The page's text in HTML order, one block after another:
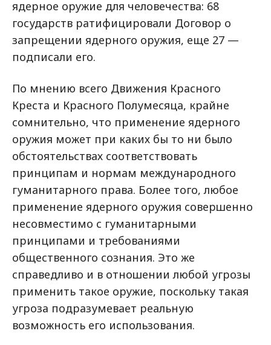
ядерное оружие для человечества: 68
государств ратифицировали Договор о
запрещении ядерного оружия, еще 27 —
подписали его.
По мнению всего Движения Красного
Креста и Красного Полумесяца, крайне
сомнительно, что применение ядерного
оружия может при каких бы то ни было
обстоятельствах соответствовать
принципам и нормам международного
гуманитарного права. Более того, любое
применение ядерного оружия совершенно
несовместимо с гуманитарными
принципами и требованиями
общественного сознания. Это же
справедливо и в отношении любой угрозы
применить такое оружие, поскольку такая
угроза подразумевает реальную
возможность его использования.